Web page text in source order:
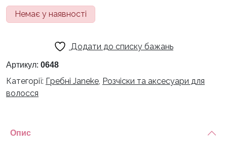
Немає у наявності
Додати до списку бажань
Артикул: 0648
Категорії: Гребні Janeke, Розчіски та аксесуари для
волосся
Опис